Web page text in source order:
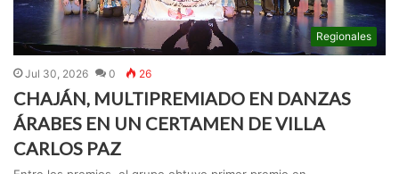
Regionales
Jul 30, 2026 0 26
CHAJÁN, MULTIPREMIADO EN DANZAS
ÁRABES EN UN CERTAMEN DE VILLA
CARLOS PAZ